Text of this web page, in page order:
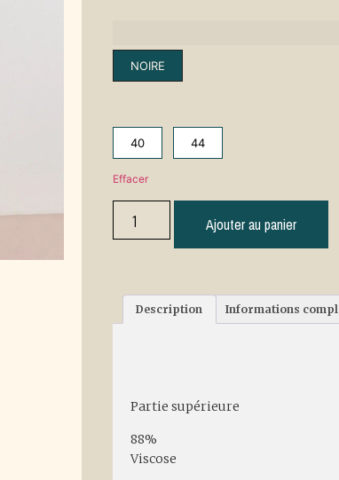
NOIRE
40 44
Effacer
Ajouter au panier
Description Informations
Partie supérieure
88%
Viscose